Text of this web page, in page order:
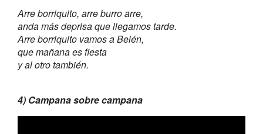
Arre borriquito, arre burro arre,
anda más deprisa que llegamos tarde.
Arre borriquito vamos a Belén,
que mañana es fiesta
y al otro también.
4) Campana sobre campana